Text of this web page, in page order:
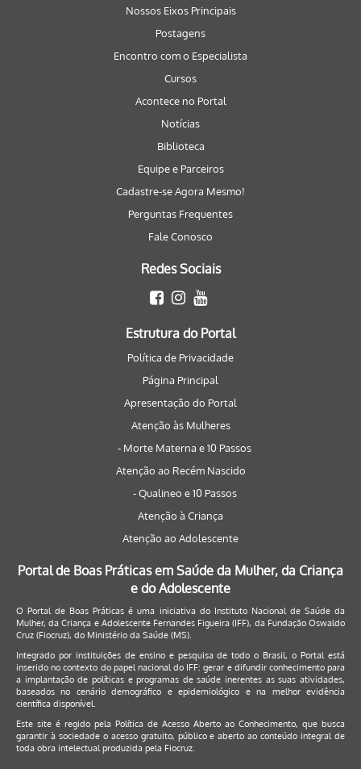
Nossos Eixos Principais
Postagens
Encontro com o Especialista
Cursos
Acontece no Portal
Notícias
Biblioteca
Equipe e Parceiros
Cadastre-se Agora Mesmo!
Perguntas Frequentes
Fale Conosco
Redes Sociais
Estrutura do Portal
Política de Privacidade
Página Principal
Apresentação do Portal
Atenção às Mulheres
- Morte Materna e 10 Passos
Atenção ao Recém Nascido
- Qualineo e 10 Passos
Atenção à Criança
Atenção ao Adolescente
Portal de Boas Práticas em Saúde da Mulher, da Criança
e do Adolescente
O Portal de Boas Práticas é uma iniciativa do Instituto Nacional de Saúde da
Mulher, da Criança e Adolescente Fernandes Figueira (IFF), da Fundação Oswaldo
Cruz (Fiocruz), do Ministério da Saúde (MS).
Integrado por instituições de ensino e pesquisa de todo o Brasil, o Portal está
inserido no contexto do papel nacional do IFF: gerar e difundir conhecimento para
a implantação de políticas e programas de saúde inerentes as suas atividades,
baseados no cenário demográfico e epidemiológico e na melhor evidência
científica disponível.
Este site é regido pela Política de Acesso Aberto ao Conhecimento, que busca
garantir à sociedade o acesso gratuito, público e aberto ao conteúdo integral de
toda obra intelectual produzida pela Fiocruz.